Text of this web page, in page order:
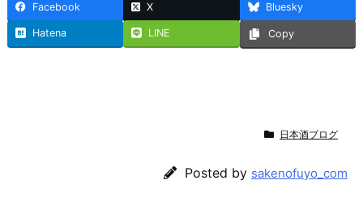
Facebook X Bluesky
Hatena LINE Copy
日本酒ブログ
Posted by sakenofuyo_com